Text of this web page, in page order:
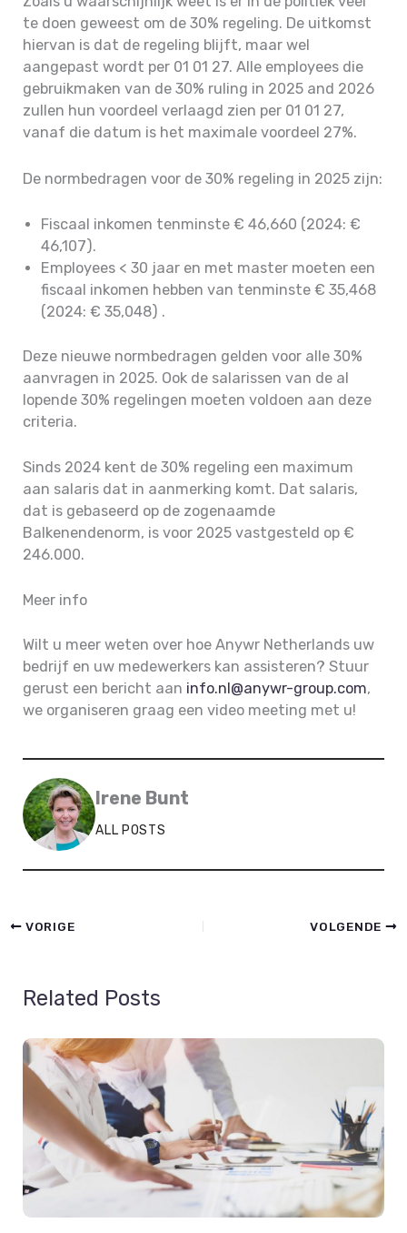
te doen geweest om de 30% regeling. De uitkomst
hiervan is dat de regeling blijft, maar wel
aangepast wordt per 01 01 27. Alle employees die
gebruikmaken van de 30% ruling in 2025 and 2026
zullen hun voordeel verlaagd zien per 01 01 27,
vanaf die datum is het maximale voordeel 27%.
De normbedragen voor de 30% regeling in 2025 zijn:
Fiscaal inkomen tenminste € 46,660 (2024: €
46,107).
Employees < 30 jaar en met master moeten een
fiscaal inkomen hebben van tenminste € 35,468
(2024: € 35,048) .
Deze nieuwe normbedragen gelden voor alle 30%
aanvragen in 2025. Ook de salarissen van de al
lopende 30% regelingen moeten voldoen aan deze
criteria.
Sinds 2024 kent de 30% regeling een maximum
aan salaris dat in aanmerking komt. Dat salaris,
dat is gebaseerd op de zogenaamde
Balkenendenorm, is voor 2025 vastgesteld op €
246.000.
Meer info
Wilt u meer weten over hoe Anywr Netherlands uw
bedrijf en uw medewerkers kan assisteren? Stuur
gerust een bericht aan info.nl@anywr-group.com,
we organiseren graag een video meeting met u!
Irene Bunt
ALL POSTS
VORIGE VOLGENDE
Related Posts